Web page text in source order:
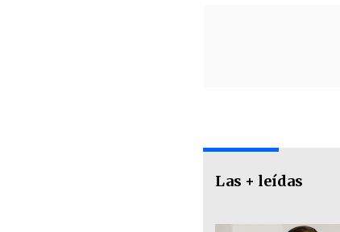
Las + leídas